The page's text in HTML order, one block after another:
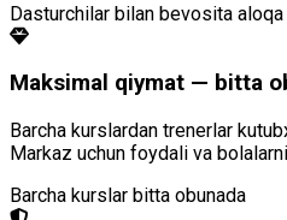
Dasturchilar bilan bevosita aloqa
Maksimal qiymat — bitta
Barcha kurslardan trenerlar
Markaz uchun foydali va
Barcha kurslar bitta obunada